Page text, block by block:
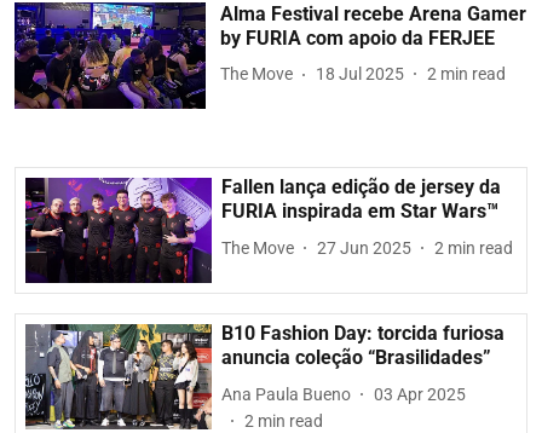
Alma Festival recebe Arena Gamer
by FURIA com apoio da FERJEE
The Move 18 Jul 2025 2 min read
Fallen lança edição de jersey da
FURIA inspirada em Star Wars™
The Move 27 Jun 2025 2 min read
B10 Fashion Day: torcida furiosa
anuncia coleção “Brasilidades”
Ana Paula Bueno
03 Apr 2025
2 min read